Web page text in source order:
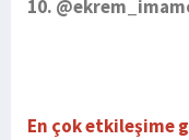
10.
En çok etkileşime